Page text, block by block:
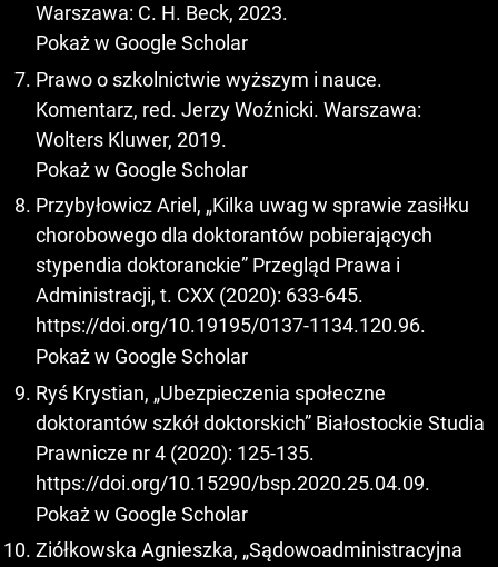
Warszawa: C. H. Beck, 2023.
Pokaż w Google Scholar
Prawo o szkolnictwie wyższym i nauce.
Komentarz, red. Jerzy Woźnicki. Warszawa:
Wolters Kluwer, 2019.
Pokaż w Google Scholar
Przybyłowicz Ariel, „Kilka uwag w sprawie zasiłku
chorobowego dla doktorantów pobierających
stypendia doktoranckie” Przegląd Prawa i
Administracji, t. CXX (2020): 633-645.
https://doi.org/10.19195/0137-1134.120.96.
Pokaż w Google Scholar
Ryś Krystian, „Ubezpieczenia społeczne
doktorantów szkół doktorskich” Białostockie Studia
Prawnicze nr 4 (2020): 125-135.
https://doi.org/10.15290/bsp.2020.25.04.09.
Pokaż w Google Scholar
Ziółkowska Agnieszka, „Sądowoadministracyjna